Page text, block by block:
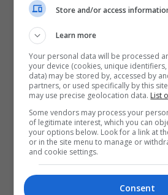
Kampionatet Botërore: Një histori e
lavdisë, legjendave dhe
kampionëve
Store and/or access
Learn more
Your personal data will be processed
your device (cookies, unique
data) may be stored by, accessed by
partners, or used specifically by this
may use precise geolocation data. List
Some vendors may process your
of legitimate interest, which you can
your options below. Look for a link at
or in the site menu to manage or
and cookie settings.
Consent